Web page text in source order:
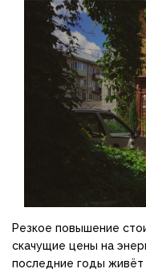
Резкое повышение
скачущие цены на
последние годы живёт